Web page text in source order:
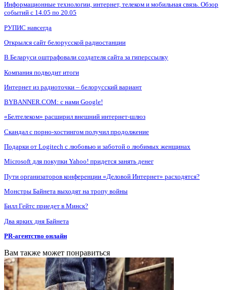
Информационные технологии, интернет, телеком и мобильная связь. Обзор
событий с 14.05 по 20.05
РУПИС навсегда
Открылся сайт белорусской радиостанции
В Беларуси оштрафовали создателя сайта за гиперссылку
Компания подводит итоги
Интернет из радиоточки – белорусский вариант
BYBANNER.COM: c нами Google!
«Белтелеком» расширил внешний интернет-шлюз
Скандал с порно-хостингом получил продолжение
Подарки от Logitech с любовью и заботой о любимых женщинах
Microsoft для покупки Yahoo! придется занять денег
Пути организаторов конференции «Деловой Интернет» расходятся?
Монстры Байнета выходят на тропу войны
Билл Гейтс приедет в Минск?
Два ярких дня Байнета
PR-агентство онлайн
Вам также может понравиться